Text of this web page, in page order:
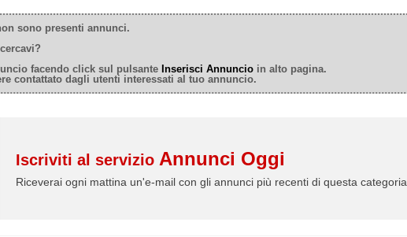
sono presenti annunci.
facendo click sul pulsante Inserisci Annuncio in alto pagina.
contattato dagli utenti interessati al tuo annuncio.
Iscriviti al servizio Annunci Oggi
Riceverai ogni mattina un'e-mail con gli annunci più recenti di questa categoria